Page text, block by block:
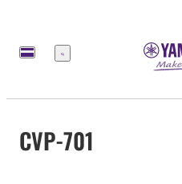
Menu
CVP-701